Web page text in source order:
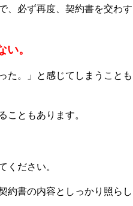
、必ず再度、契約書を交わす
。
た。」と感じてしまうことも
ともあります。
ださい。
約書の内容としっかり照らし